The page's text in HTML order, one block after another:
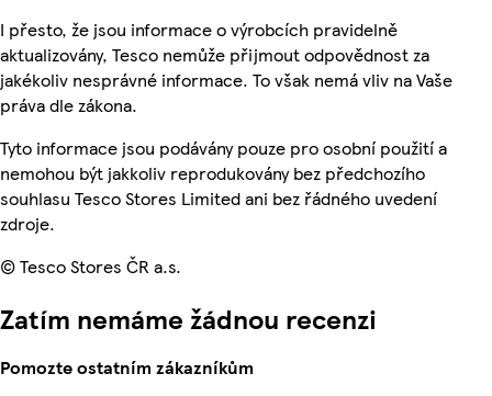
I přesto, že jsou informace o výrobcích pravidelně
aktualizovány, Tesco nemůže přijmout odpovědnost za
jakékoliv nesprávné informace. To však nemá vliv na Vaše
práva dle zákona.
Tyto informace jsou podávány pouze pro osobní použití a
nemohou být jakkoliv reprodukovány bez předchozího
souhlasu Tesco Stores Limited ani bez řádného uvedení
zdroje.
© Tesco Stores ČR a.s.
Zatím nemáme žádnou recenzi
Pomozte ostatním zákazníkům